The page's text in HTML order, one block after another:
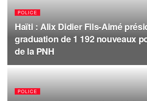
POLICE
Haïti : Alix Didier Fils-Aimé
graduation de 1 192 nouveaux
de la PNH
POLICE